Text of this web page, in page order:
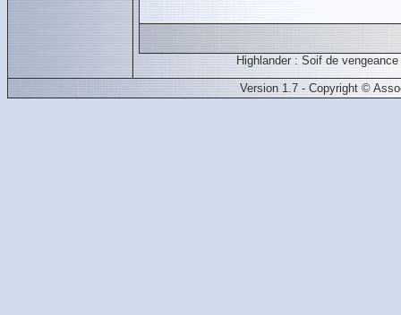
Highlander : Soif de
Version 1.7 - Copyright ©